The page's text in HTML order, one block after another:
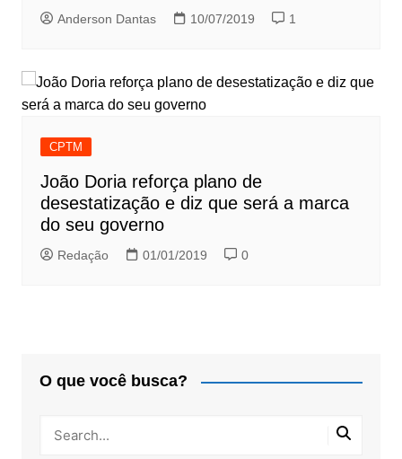
Anderson Dantas 10/07/2019 1
CPTM
João Doria reforça plano de
desestatização e diz que será a marca
do seu governo
Redação 01/01/2019 0
O que você busca?